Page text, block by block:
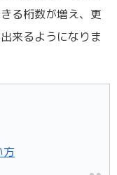
る桁数が増え、更
来るようになりま
方